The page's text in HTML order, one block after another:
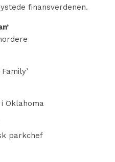
finansverdenen.
Oklahoma
parkchef